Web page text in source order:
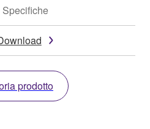
Specifiche
prodotto